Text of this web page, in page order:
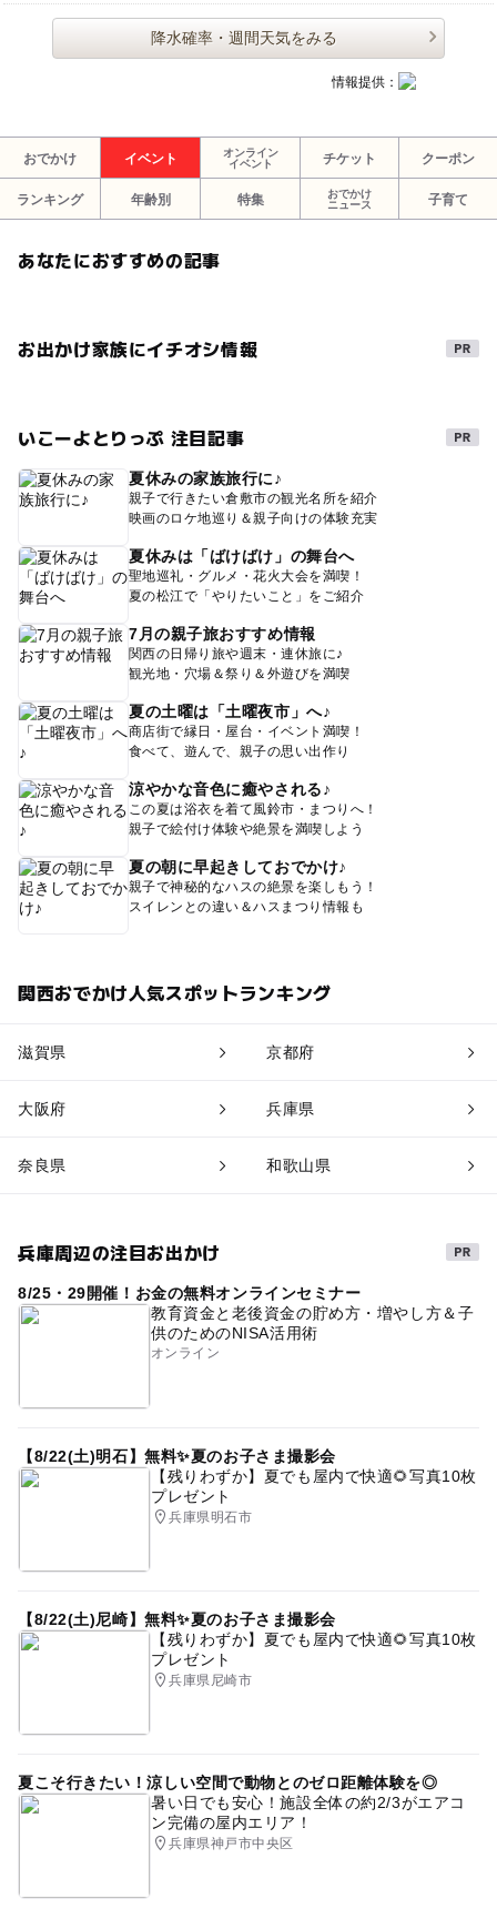
降水確率・週間天気をみる
情報提供：
おでかけ イベント
オンライン
イベント
チケット クーポン
ランキング 年齢別 特集
おでかけ
ニュース
子育て
あなたにおすすめの記事
お出かけ家族にイチオシ情報
いこーよとりっぷ 注目記事
夏休みの家族旅行に♪
親子で行きたい倉敷市の観光名所を紹介
映画のロケ地巡り＆親子向けの体験充実
夏休みは「ばけばけ」の舞台へ
聖地巡礼・グルメ・花火大会を満喫！
夏の松江で「やりたいこと」をご紹介
7月の親子旅おすすめ情報
関西の日帰り旅や週末・連休旅に♪
観光地・穴場＆祭り＆外遊びを満喫
夏の土曜は「土曜夜市」へ♪
商店街で縁日・屋台・イベント満喫！
食べて、遊んで、親子の思い出作り
涼やかな音色に癒やされる♪
この夏は浴衣を着て風鈴市・まつりへ！
親子で絵付け体験や絶景を満喫しよう
夏の朝に早起きしておでかけ♪
親子で神秘的なハスの絶景を楽しもう！
スイレンとの違い＆ハスまつり情報も
関西おでかけ人気スポットランキング
滋賀県 京都府
大阪府 兵庫県
奈良県 和歌山県
兵庫周辺の注目お出かけ
8/25・29開催！お金の無料オンラインセミナー
教育資金と老後資金の貯め方・増やし方＆子
供のためのNISA活用術
オンライン
【8/22(土)明石】無料✨夏のお子さま撮影会
【残りわずか】夏でも屋内で快適🌻写真10枚
プレゼント
兵庫県明石市
【8/22(土)尼崎】無料✨夏のお子さま撮影会
【残りわずか】夏でも屋内で快適🌻写真10枚
プレゼント
兵庫県尼崎市
夏こそ行きたい！涼しい空間で動物とのゼロ距離体験を◎
暑い日でも安心！施設全体の約2/3がエアコ
ン完備の屋内エリア！
兵庫県神戸市中央区